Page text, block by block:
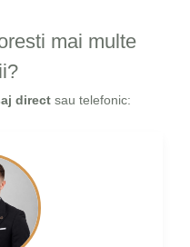
mai multe
directsau telefonic: